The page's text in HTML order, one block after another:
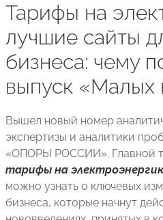
Тарифы на
лучшие сайты
бизнеса: чему
выпуск «Малых
Вышел новый номер
экспертизы и аналитики
«ОПОРЫ РОССИИ». Главной
тарифы на
можно узнать о ключевых
бизнеса, которые начнут